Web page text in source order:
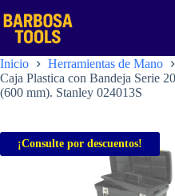
al
contenido
Inicio Herramientas de Mano
Caja Plastica con Bandeja Serie
(600 mm). Stanley 024013S
¡Consulte por descuentos!